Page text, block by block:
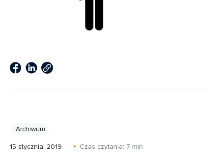
Archiwum
15 stycznia, 2019 Czas czytania: 7 min